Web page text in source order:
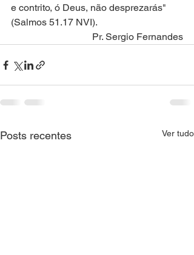
e contrito, ó Deus, não desprezarás"
(Salmos 51.17 NVI).
Pr. Sergio Fernandes
Posts recentes Ver tudo